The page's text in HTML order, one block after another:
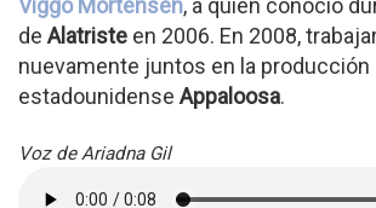
Viggo Mortensen, a quien conoció
de Alatriste en 2006. En 2008,
nuevamente juntos en la producción
estadounidense Appaloosa.
Voz de Ariadna Gil